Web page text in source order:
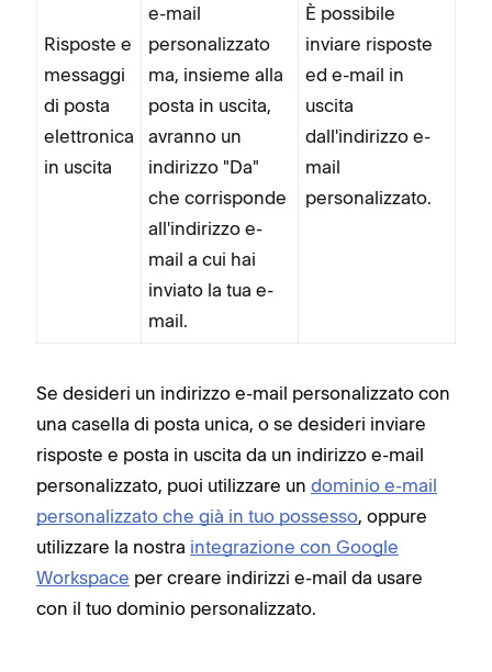
Risposte e
messaggi
di posta
elettronica
in uscita
e-mail
personalizzato
ma, insieme alla
posta in uscita,
avranno un
indirizzo "Da"
che corrisponde
all'indirizzo e-
mail a cui hai
inviato la tua e-
mail.
È possibile
inviare risposte
ed e-mail in
uscita
dall'indirizzo e-
mail
personalizzato.
Se desideri un indirizzo e-mail personalizzato con
una casella di posta unica, o se desideri inviare
risposte e posta in uscita da un indirizzo e-mail
personalizzato, puoi utilizzare un dominio e-mail
personalizzato che già in tuo possesso, oppure
utilizzare la nostra integrazione con Google
Workspace per creare indirizzi e-mail da usare
con il tuo dominio personalizzato.